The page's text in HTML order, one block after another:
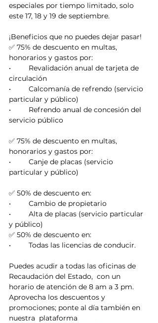
especiales por tiempo limitado, solo
este 17, 18 y 19 de septiembre.
¡Beneficios que no puedes dejar pasar!
✅ 75% de descuento en multas,
honorarios y gastos por:
•	Revalidación anual de tarjeta de
circulación
•	Calcomanía de refrendo (servicio
particular y público)
•	Refrendo anual de concesión del
servicio público
✅ 75% de descuento en multas,
honorarios y gastos por:
•	Canje de placas (servicio
particular y público)
✅ 50% de descuento en:
•	Cambio de propietario
•	Alta de placas (servicio particular
y público)
✅ 50% de descuento en:
•	Todas las licencias de conducir.
Puedes acudir a todas las oficinas de
Recaudación del Estado,  con un
horario de atención de 8 am a 3 pm.
Aprovecha los descuentos y
promociones; ponte al día también en
nuestra  plataforma